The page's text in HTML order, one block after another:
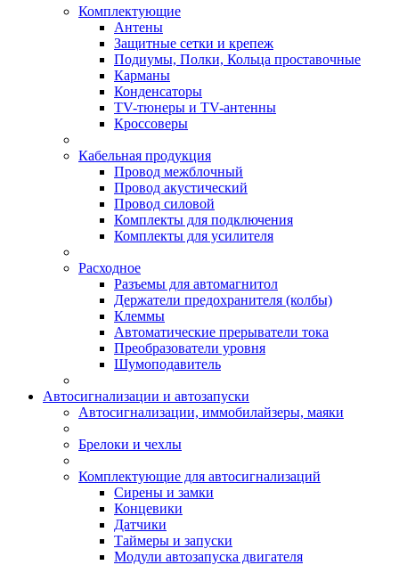
Комплектующие
Антены
Защитные сетки и крепеж
Подиумы, Полки, Кольца проставочные
Карманы
Конденсаторы
TV-тюнеры и TV-антенны
Кроссоверы
Кабельная продукция
Провод межблочный
Провод акустический
Провод силовой
Комплекты для подключения
Комплекты для усилителя
Расходное
Разъемы для автомагнитол
Держатели предохранителя (колбы)
Клеммы
Автоматические прерыватели тока
Преобразователи уровня
Шумоподавитель
Автосигнализации и автозапуски
Автосигнализации, иммобилайзеры, маяки
Брелоки и чехлы
Комплектующие для автосигнализаций
Сирены и замки
Концевики
Датчики
Таймеры и запуски
Модули автозапуска двигателя